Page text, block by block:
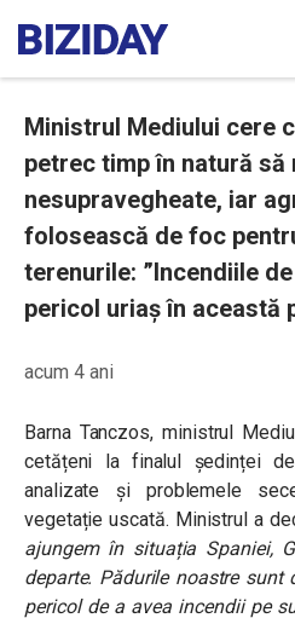
Ministrul Mediului cere
petrec timp în natură să
nesupravegheate, iar
folosească de foc
terenurile: ”Incendiile
pericol uriaș în această
acum 4 ani
Barna Tanczos, ministrul
cetățeni la finalul ședinței
analizate și problemele
vegetație uscată. Ministrul a
ajungem în situația Spaniei,
departe. Pădurile noastre
pericol de a avea incendii pe